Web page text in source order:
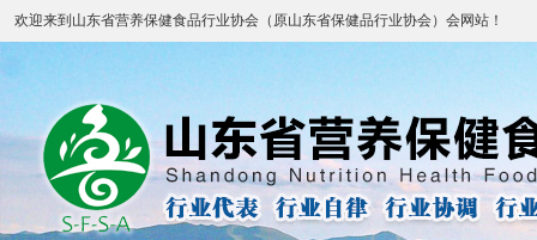
欢迎来到山东省营养保健食品行业协会（原山东省保健品行业协会）会网站！